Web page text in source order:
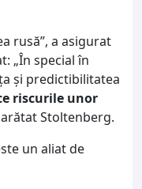
rusă”, a asigurat
„În special în
și predictibilitatea
riscurile unor
arătat Stoltenberg.
un aliat de